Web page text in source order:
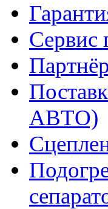
Сервис
АВТО)